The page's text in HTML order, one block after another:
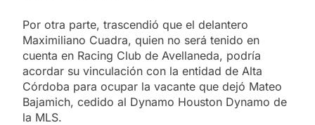
Por otra parte, trascendió que el delantero
Maximiliano Cuadra, quien no será tenido en
cuenta en Racing Club de Avellaneda, podría
acordar su vinculación con la entidad de Alta
Córdoba para ocupar la vacante que dejó Mateo
Bajamich, cedido al Dynamo Houston Dynamo de
la MLS.